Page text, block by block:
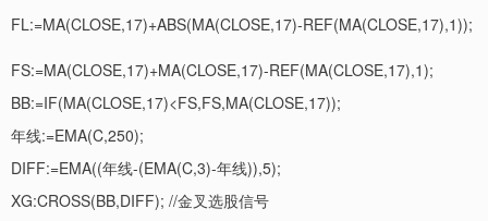
FL:=MA(CLOSE,17)+ABS(MA(CLOSE,17)-REF(MA(CLOSE,17),1));
FS:=MA(CLOSE,17)+MA(CLOSE,17)-REF(MA(CLOSE,17),1);
BB:=IF(MA(CLOSE,17)<FS,FS,MA(CLOSE,17));
年线:=EMA(C,250);
DIFF:=EMA((年线-(EMA(C,3)-年线)),5);
XG:CROSS(BB,DIFF); //金叉选股信号